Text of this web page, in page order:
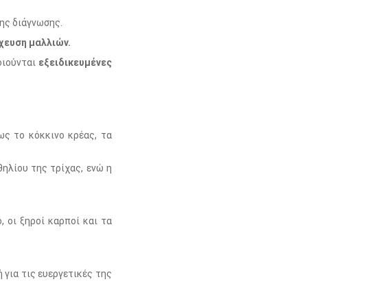
διάγνωσης.
μαλλιών.
εξειδικευμένες
το κόκκινο κρέας, τα
της τρίχας, ενώ η
ξηροί καρποί και τα
τις ευεργετικές της